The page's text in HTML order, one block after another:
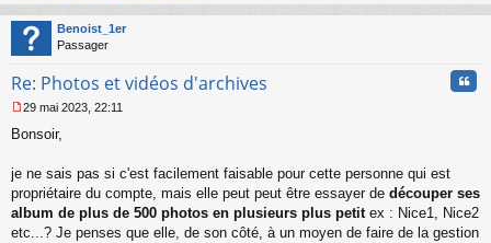
au
Benoist_1er
Passager
Re: Photos et vidéos d'archives
e
s
g
e
n
29 mai 2023, 22:11
Bonsoir,
je ne sais pas si c'est facilement faisable pour cette personne qui est
propriétaire du compte, mais elle peut peut être essayer de découper ses
album de plus de 500 photos en plusieurs plus petitex : Nice1, Nice2
etc...? Je penses que elle, de son côté, à un moyen de faire de la gestion